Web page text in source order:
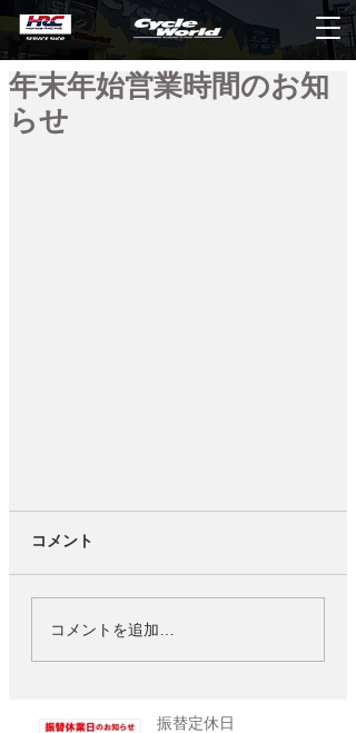
年末年始営業時間のお知
らせ
コメント
コメントを追加…
振替定休日